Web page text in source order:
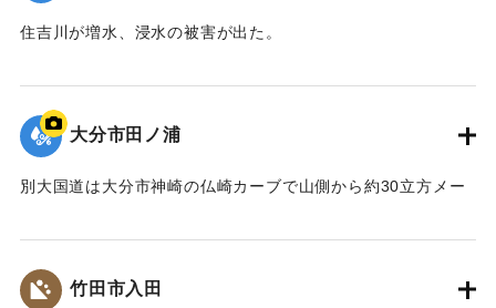
住吉川が増水、浸水の被害が出た。
｜固有コード:00857022
大分市田ノ浦
別大国道は大分市神崎の仏崎カーブで山側から約30立方メー
なった。また満潮と重なったため約20センチ冠水しているこ
ともあり、復旧の見通しが立たなかった。写真は田ノ浦地区
の泥をかぶった道路。
竹田市入田